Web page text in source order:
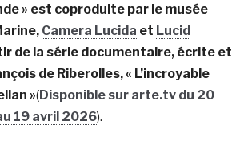
» est coproduite par le musée
Camera Lucida et Lucid
de la série documentaire, écrite et
de Riberolles, « L’incroyable
»(Disponible sur arte.tv du 20
19 avril 2026).